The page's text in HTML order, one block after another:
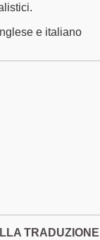
e italiano
TRADUZIONE |